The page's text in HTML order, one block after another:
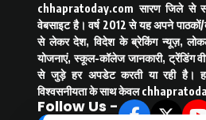
chhapratoday.com सारण जिले से
वेबसाइट है। वर्ष 2012 से यह अपने
से लेकर देश, विदेश के ब्रेकिंग न्यूज़,
योजनाएं, स्कूल-कॉलेज जानकारी, ट्रेंडिंग
से जुड़े हर अपडेट करती या रही है।
विश्वसनीयता के साथ केवल
Follow Us -